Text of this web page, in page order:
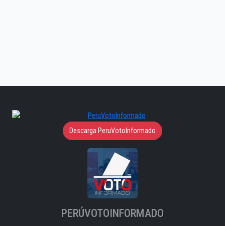
Descarga PeruVotoInformado
PERÚVOTOINFORMADO